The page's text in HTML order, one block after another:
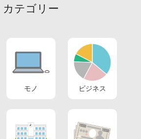
カテゴリー
モノ ビジネス